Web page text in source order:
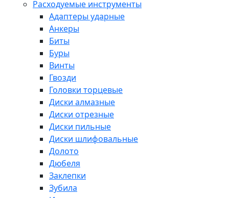
Расходуемые инструменты
Адаптеры ударные
Анкеры
Биты
Буры
Винты
Гвозди
Головки торцевые
Диски алмазные
Диски отрезные
Диски пильные
Диски шлифовальные
Долото
Дюбеля
Заклепки
Зубила